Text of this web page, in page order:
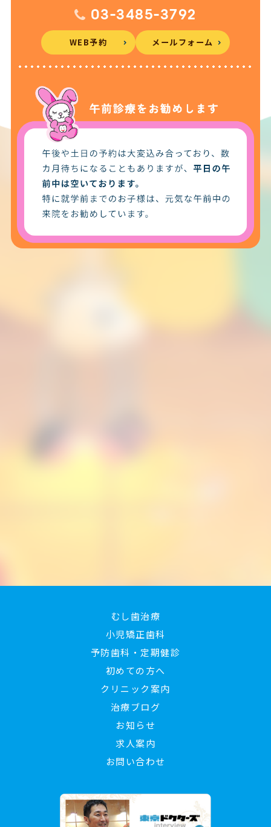
03-3485-3792
WEB予約 メールフォーム
むし歯治療
小児矯正歯科
予防歯科・定期健診
初めての方へ
クリニック案内
治療ブログ
お知らせ
求人案内
お問い合わせ